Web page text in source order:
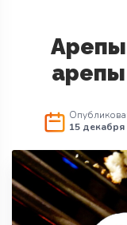
15 декабря